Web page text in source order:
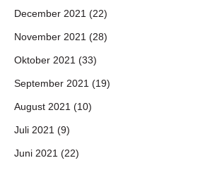
December 2021 (22)
November 2021 (28)
Oktober 2021 (33)
September 2021 (19)
August 2021 (10)
Juli 2021 (9)
Juni 2021 (22)